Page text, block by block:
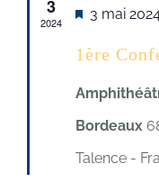
3
2024
Mis
en
3 mai
1ère
Bordeaux
Talence -